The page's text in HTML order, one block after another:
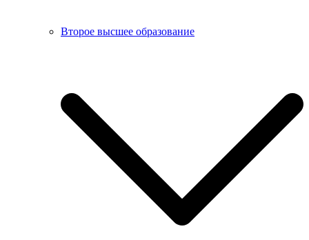
Второе высшее образование